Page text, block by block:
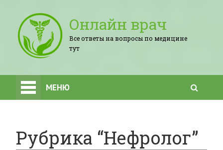
Онлайн врач
Все ответы на вопросы по медицине
тут
МЕНЮ
Рубрика “Нефролог”